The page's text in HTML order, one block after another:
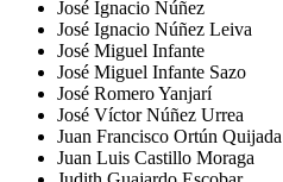
José Ignacio Núñez
José Ignacio Núñez Leiva
José Miguel Infante
José Miguel Infante Sazo
José Romero Yanjarí
José Víctor Núñez Urrea
Juan Francisco Ortún Quijada
Juan Luis Castillo Moraga